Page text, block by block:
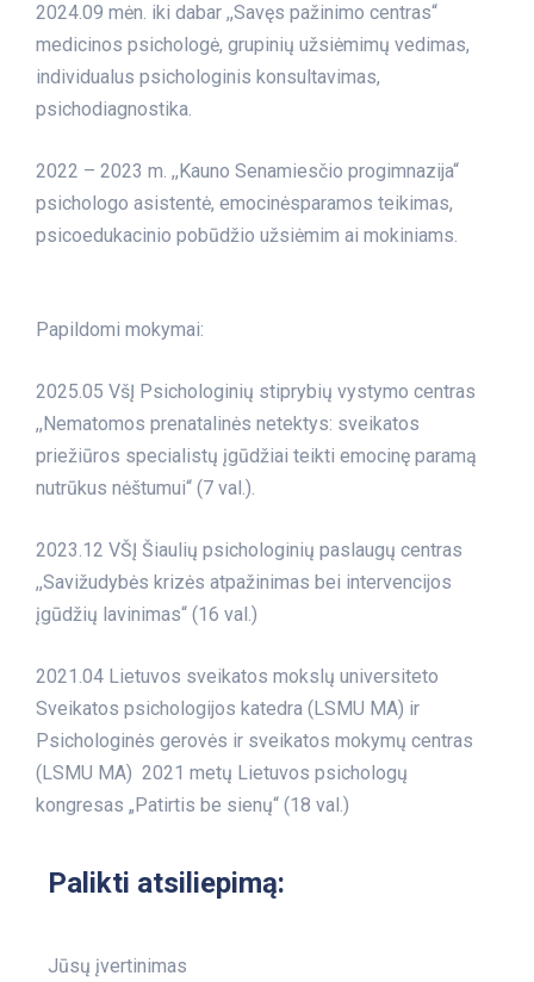
2024.09 mėn. iki dabar ,,Savęs pažinimo centras“
medicinos psichologė, grupinių užsiėmimų vedimas,
individualus psichologinis konsultavimas,
psichodiagnostika.
2022 – 2023 m. ,,Kauno Senamiesčio progimnazija“
psichologo asistentė, emocinėsparamos teikimas,
psicoedukacinio pobūdžio užsiėmim ai mokiniams.
Papildomi mokymai:
2025.05 VšĮ Psichologinių stiprybių vystymo centras
,,Nematomos prenatalinės netektys: sveikatos
priežiūros specialistų įgūdžiai teikti emocinę paramą
nutrūkus nėštumui“ (7 val.).
2023.12 VŠĮ Šiaulių psichologinių paslaugų centras
,,Savižudybės krizės atpažinimas bei intervencijos
įgūdžių lavinimas“ (16 val.)
2021.04 Lietuvos sveikatos mokslų universiteto
Sveikatos psichologijos katedra (LSMU MA) ir
Psichologinės gerovės ir sveikatos mokymų centras
(LSMU MA) 2021 metų Lietuvos psichologų
kongresas „Patirtis be sienų“ (18 val.)
Palikti atsiliepimą:
Jūsų įvertinimas